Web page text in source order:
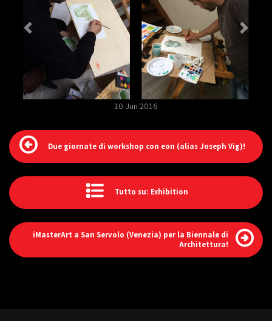
10 Jun 2016
Due giornate di workshop con eon (alias Joseph Vig)!
Tutto su: Exhibition
iMasterArt a San Servolo (Venezia) per la Biennale di
Architettura!